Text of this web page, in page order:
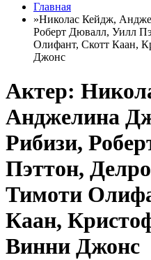
Главная
»Николас Кейдж,
Роберт Дювалл, Уилл
Олифант, Скотт Каан,
Джонс
Актер:
Анджелина
Рибизи,
Пэттон,
Тимоти
Каан,
Винни Джонс